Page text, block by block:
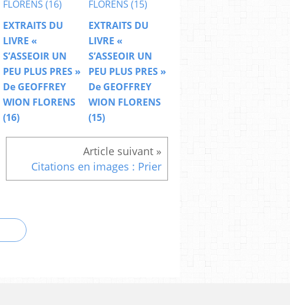
EXTRAITS DU
LIVRE «
S’ASSEOIR UN
PEU PLUS PRES »
De GEOFFREY
WION FLORENS
(16)
EXTRAITS DU
LIVRE «
S’ASSEOIR UN
PEU PLUS PRES »
De GEOFFREY
WION FLORENS
(15)
Citations en images : Prier